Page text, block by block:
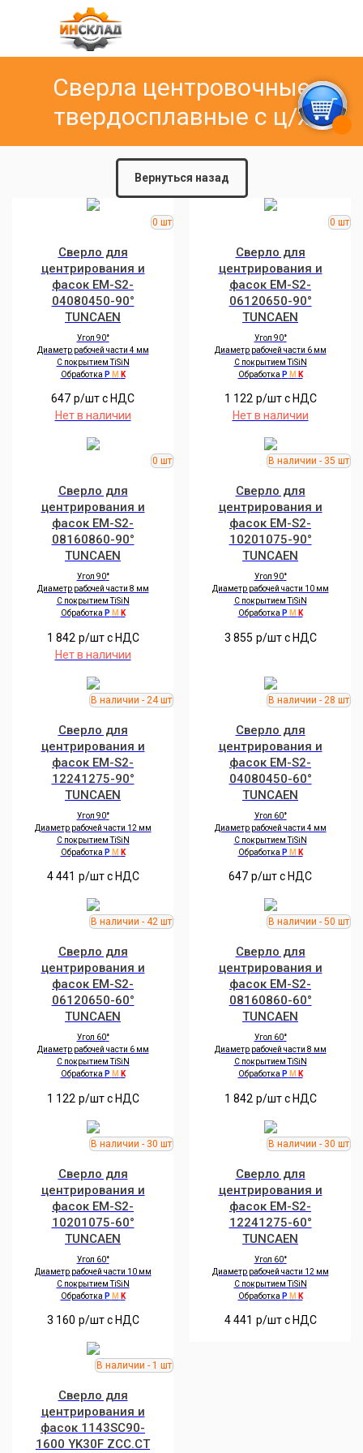
Сверла центровочные
твердосплавные с ц/х
Вернуться назад
Сверло для
центрирования и
фасок EM-S2-
04080450-90°
TUNCAEN
Угол 90°
Диаметр рабочей части 4 мм
С покрытием TiSiN
Обработка P M K
647 р/шт c НДС
Нет в наличии
Сверло для
центрирования и
фасок EM-S2-
06120650-90°
TUNCAEN
Угол 90°
Диаметр рабочей части 6 мм
С покрытием TiSiN
Обработка P M K
1 122 р/шт c НДС
Нет в наличии
Сверло для
центрирования и
фасок EM-S2-
08160860-90°
TUNCAEN
Угол 90°
Диаметр рабочей части 8 мм
С покрытием TiSiN
Обработка P M K
1 842 р/шт c НДС
Нет в наличии
Сверло для
центрирования и
фасок EM-S2-
10201075-90°
TUNCAEN
Угол 90°
Диаметр рабочей части 10 мм
С покрытием TiSiN
Обработка P M K
3 855 р/шт c НДС
Сверло для
центрирования и
фасок EM-S2-
12241275-90°
TUNCAEN
Угол 90°
Диаметр рабочей части 12 мм
С покрытием TiSiN
Обработка P M K
4 441 р/шт c НДС
Сверло для
центрирования и
фасок EM-S2-
04080450-60°
TUNCAEN
Угол 60°
Диаметр рабочей части 4 мм
С покрытием TiSiN
Обработка P M K
647 р/шт c НДС
Сверло для
центрирования и
фасок EM-S2-
06120650-60°
TUNCAEN
Угол 60°
Диаметр рабочей части 6 мм
С покрытием TiSiN
Обработка P M K
1 122 р/шт c НДС
Сверло для
центрирования и
фасок EM-S2-
08160860-60°
TUNCAEN
Угол 60°
Диаметр рабочей части 8 мм
С покрытием TiSiN
Обработка P M K
1 842 р/шт c НДС
Сверло для
центрирования и
фасок EM-S2-
10201075-60°
TUNCAEN
Угол 60°
Диаметр рабочей части 10 мм
С покрытием TiSiN
Обработка P M K
3 160 р/шт c НДС
Сверло для
центрирования и
фасок EM-S2-
12241275-60°
TUNCAEN
Угол 60°
Диаметр рабочей части 12 мм
С покрытием TiSiN
Обработка P M K
4 441 р/шт c НДС
Сверло для
центрирования и
фасок 1143SC90-
1600 YK30F ZCC.CT